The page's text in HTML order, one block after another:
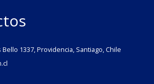
1337, Providencia, Santiago, Chile